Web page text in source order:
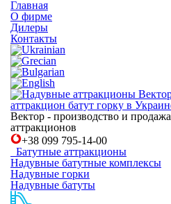
Главная
О фирме
Дилеры
Контакты
Вектор - производство и продажа
аттракционов
+38 099 795-14-00
Батутные аттракционы
Надувные батутные комплексы
Надувные горки
Надувные батуты